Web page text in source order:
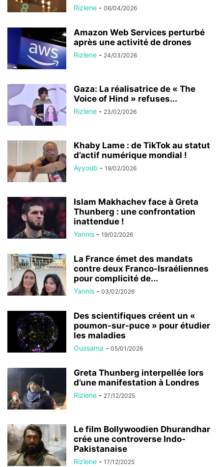
Rizlene - 06/04/2026
Amazon Web Services perturbé
après une activité de drones
Rizlene - 24/03/2026
Gaza: La réalisatrice de « The
Voice of Hind » refuses...
Rizlene - 23/02/2026
Khaby Lame : de TikTok au statut
d’actif numérique mondial !
Ayyoub - 19/02/2026
Islam Makhachev face à Greta
Thunberg : une confrontation
inattendue !
Yannis - 19/02/2026
La France émet des mandats
contre deux Franco-Israéliennes
pour complicité de...
Yannis - 03/02/2026
Des scientifiques créent un «
poumon-sur-puce » pour étudier
les maladies
Oussama - 05/01/2026
Greta Thunberg interpellée lors
d’une manifestation à Londres
Rizlene - 27/12/2025
Le film Bollywoodien Dhurandhar
crée une controverse Indo-
Pakistanaise
Rizlene - 17/12/2025